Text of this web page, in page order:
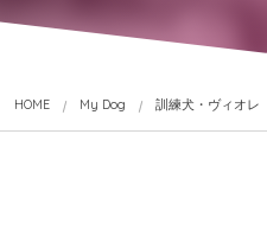
HOME My Dog 訓練犬・ヴィオレ